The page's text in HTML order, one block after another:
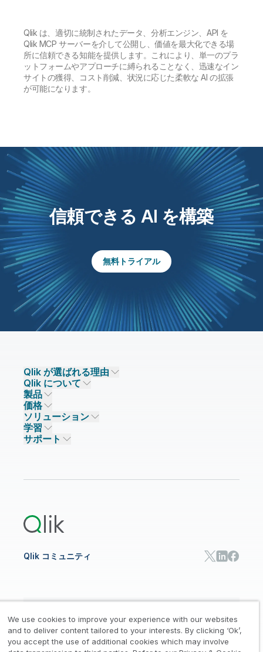
Qlik は、適切に統制されたデータ、分析エンジン、API を
Qlik MCP サーバーを介して公開し、価値を最大化できる場
所に信頼できる知能を提供します。これにより、単一のプラ
ットフォームやアプローチに縛られることなく、迅速なイン
サイトの獲得、コスト削減、状況に応じた柔軟な AI の拡張
が可能になります。
信頼できる AI を構築
無料トライアル
Qlik が選ばれる理由
Qlik が選ばれる理由
信頼とセキュリティ
信頼とプライバシー
信頼と AI
主なテクノロジーパートナー
データソースとターゲット
Qlik について
企業情報
採用情報
ニュースルーム
事業所 / 連絡先
製品
データ統合とデータ品質
Qlik Talend
Qlik Talend Cloud
Talend Data Fabric
価格
データ統合
データ分析
AI / 機械学習
ソリューション
ソリューションパートナー
パートナー検索
学習
イベント
サポート
Qlik コミュニティ
We use cookies to improve your experience with our websites
and to deliver content tailored to your interests. By clicking ‘Ok’,
you accept the use of additional cookies which may involve